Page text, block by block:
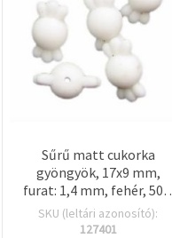
Sűrű matt cukorka
gyöngyök, 17x9 mm,
furat: 1,4 mm, fehér, 50 g
(~78 db)
SKU (leltári azonosító):
127401